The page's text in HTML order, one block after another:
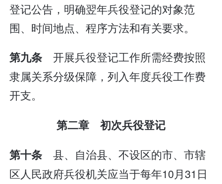
登记公告，明确翌年兵役登记的对象范
围、时间地点、程序方法和有关要求。
第九条开展兵役登记工作所需经费按照
隶属关系分级保障，列入年度兵役工作费
开支。
第二章 初次兵役登记
第十条县、自治县、不设区的市、市辖
区人民政府兵役机关应当于每年10月31日